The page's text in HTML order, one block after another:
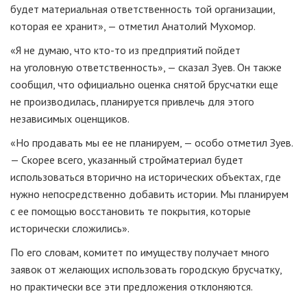
будет материальная ответственность той организации,
которая ее хранит», — отметил Анатолий Мухомор.
«Я не думаю, что кто-то из предприятий пойдет
на уголовную ответственность», — сказал Зуев. Он также
сообщил, что официально оценка снятой брусчатки еще
не производилась, планируется привлечь для этого
независимых оценщиков.
«Но продавать мы ее не планируем, — особо отметил Зуев.
— Скорее всего, указанный стройматериал будет
использоваться вторично на исторических объектах, где
нужно непосредственно добавить истории. Мы планируем
с ее помощью восстановить те покрытия, которые
исторически сложились».
По его словам, комитет по имуществу получает много
заявок от желающих использовать городскую брусчатку,
но практически все эти предложения отклоняются.